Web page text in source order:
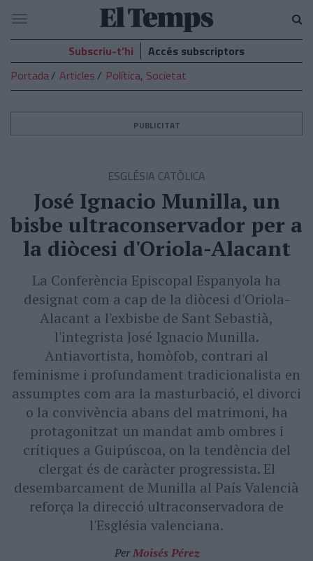
El
Temps
Navegació
Subscriu-t’hi
Accés subscriptors
Portada
Articles Política, Societat
PUBLICITAT
ESGLÉSIA CATÒLICA
José Ignacio Munilla, un
bisbe ultraconservador per a
la diòcesi d'Oriola-Alacant
La Conferència Episcopal Espanyola ha
designat com a cap de la diòcesi d'Oriola-
Alacant a l'exbisbe de Sant Sebastià,
l'integrista José Ignacio Munilla.
Antiavortista, homòfob, contrari al
feminisme i profundament tradicionalista en
assumptes com ara la masturbació, el divorci
o la convivència abans del matrimoni, ha
protagonitzat un mandat amb ombres i
crítiques a Guipúscoa, on la tendència del
clergat és de caràcter progressista. El
desembarcament de Munilla al País Valencià
reforça la direcció ultraconservadora de
l'Església valenciana.
PerMoisés Pérez